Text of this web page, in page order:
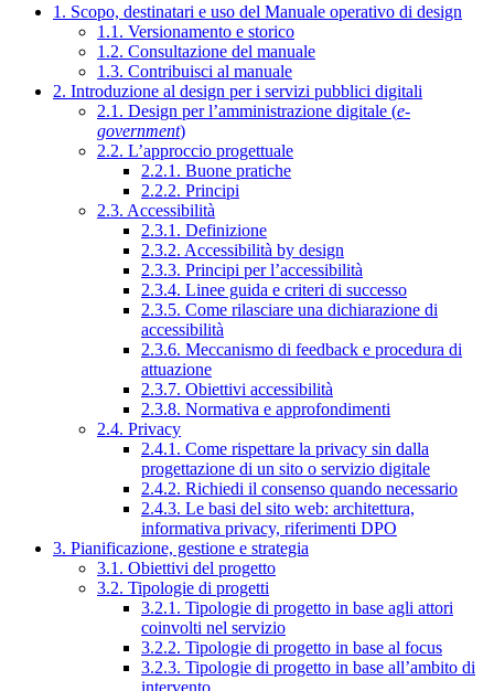
1. Scopo, destinatari e uso del Manuale operativo di design
1.1. Versionamento e storico
1.2. Consultazione del manuale
1.3. Contribuisci al manuale
2. Introduzione al design per i servizi pubblici digitali
2.1. Design per l’amministrazione digitale (e-
government)
2.2. L’approccio progettuale
2.2.1. Buone pratiche
2.2.2. Principi
2.3. Accessibilità
2.3.1. Definizione
2.3.2. Accessibilità by design
2.3.3. Principi per l’accessibilità
2.3.4. Linee guida e criteri di successo
2.3.5. Come rilasciare una dichiarazione di
accessibilità
2.3.6. Meccanismo di feedback e procedura di
attuazione
2.3.7. Obiettivi accessibilità
2.3.8. Normativa e approfondimenti
2.4. Privacy
2.4.1. Come rispettare la privacy sin dalla
progettazione di un sito o servizio digitale
2.4.2. Richiedi il consenso quando necessario
2.4.3. Le basi del sito web: architettura,
informativa privacy, riferimenti DPO
3. Pianificazione, gestione e strategia
3.1. Obiettivi del progetto
3.2. Tipologie di progetti
3.2.1. Tipologie di progetto in base agli attori
coinvolti nel servizio
3.2.2. Tipologie di progetto in base al focus
3.2.3. Tipologie di progetto in base all’ambito di
intervento